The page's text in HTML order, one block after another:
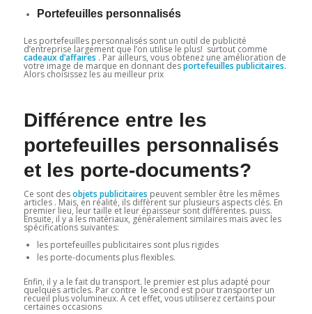
Portefeuilles personnalisés
Les portefeuilles personnalisés sont un outil de publicité
d’entreprise largement que l’on utilise le plus! surtout comme
cadeaux d’affaires . Par ailleurs, vous obtenez une amélioration de
votre image de marque en donnant desportefeuilles publicitaires.
Alors choisissez les au meilleur prix
Différence entre les
portefeuilles personnalisés
et les porte-documents?
Ce sont desobjets publicitaires peuvent sembler être les mêmes
articles . Mais, en réalité, ils diffèrent sur plusieurs aspects clés. En
premier lieu, leur taille et leur épaisseur sont différentes. puiss.
Ensuite, il y a les matériaux, généralement similaires mais avec les
spécifications suivantes:
les portefeuilles publicitaires sont plus rigides
les porte-documents plus flexibles.
Enfin, il y a le fait du transport. le premier est plus adapté pour
quelques articles. Par contre le second est pour transporter un
recueil plus volumineux. A cet effet, vous utiliserez certains pour
certaines occasions